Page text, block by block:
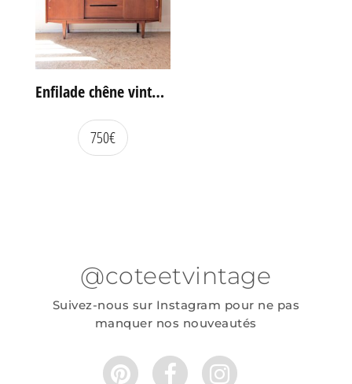
Enfilade chêne vintage portes coulissantes
750€
@coteetvintage
Suivez-nous sur Instagram pour ne pas
manquer nos nouveautés